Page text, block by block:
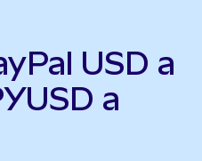
USD a
a